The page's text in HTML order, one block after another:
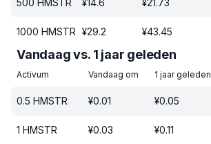
500 HMSTR ¥14.6 ¥21.73
1000 HMSTR ¥29.2 ¥43.45
Vandaag vs. 1 jaar geleden
Activum Vandaag om 1 jaar geleden
0.5 HMSTR ¥0.01 ¥0.05
1 HMSTR ¥0.03 ¥0.11